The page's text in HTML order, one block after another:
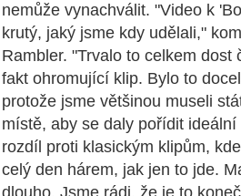
nemůže vynachválit. "Video k
krutý, jaký jsme kdy udělali,"
Rambler. "Trvalo to celkem dost
fakt ohromující klip. Bylo to
protože jsme většinou museli
místě, aby se daly pořídit
rozdíl proti klasickým klipům,
celý den hárem, jak jen to jde.